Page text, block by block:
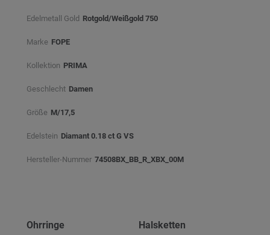
Edelmetall Gold Rotgold/Weißgold 750
Marke FOPE
Kollektion PRIMA
Geschlecht Damen
Größe M/17,5
Edelstein Diamant 0.18 ct G VS
Hersteller-Nummer 74508BX_BB_R_XBX_00M
Ohrringe
Halsketten